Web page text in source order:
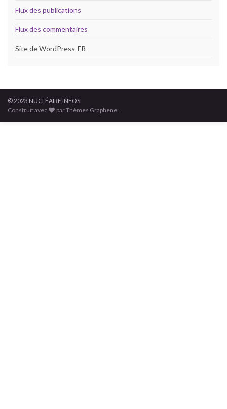
Flux des publications
Flux des commentaires
Site de WordPress-FR
© 2023 NUCLÉAIRE INFOS.
Construit avec
par Thèmes Graphene.